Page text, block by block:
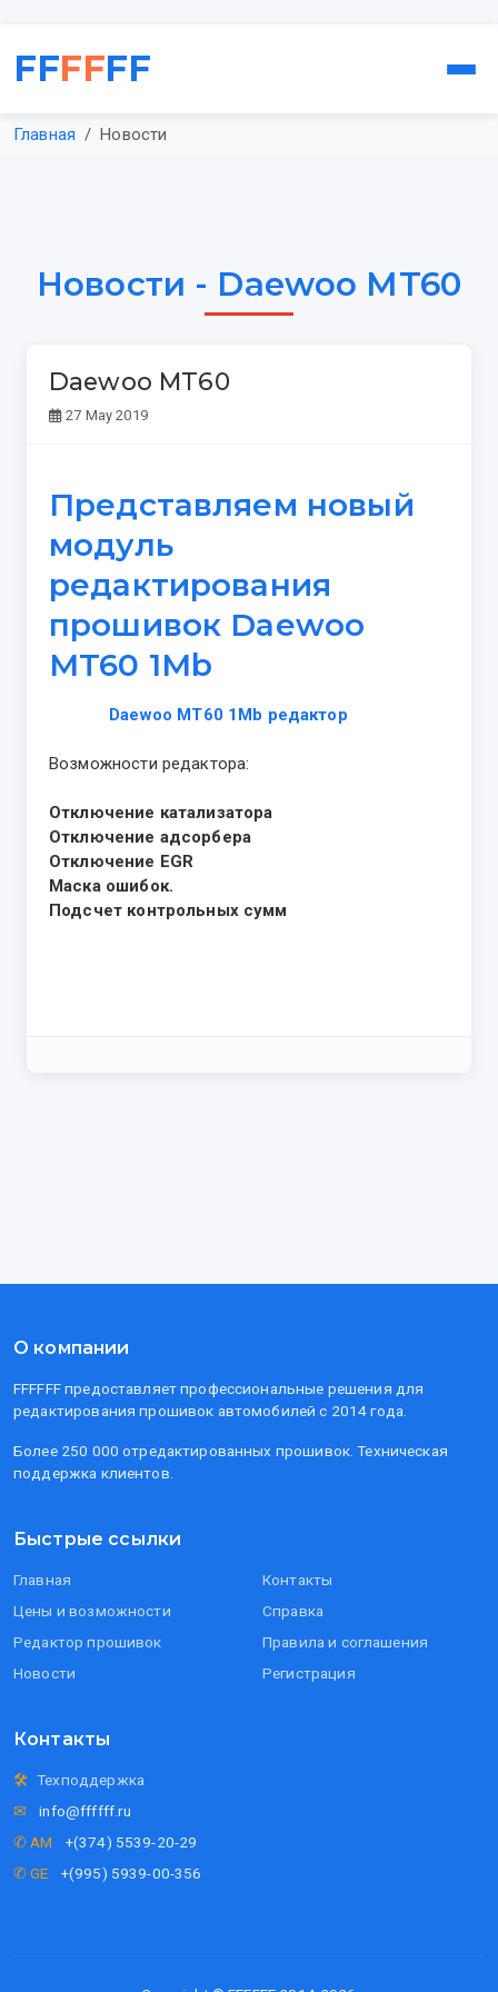
FFFFFF
Главная Новости
Новости - Daewoo MT60
Daewoo MT60
27 May 2019
Представляем новый
модуль
редактирования
прошивок Daewoo
MT60 1Mb
Daewoo MT60 1Mb редактор
Возможности редактора:
Отключение катализатора
Отключение адсорбера
Отключение EGR
Маска ошибок.
Подсчет контрольных сумм
О компании
FFFFFF предоставляет профессиональные решения для
редактирования прошивок автомобилей с 2014 года.
Более 250 000 отредактированных прошивок. Техническая
поддержка клиентов.
Быстрые ссылки
Главная
Цены и возможности
Редактор прошивок
Новости
Контакты
Справка
Правила и соглашения
Регистрация
Контакты
🛠 Техподдержка
✉
info@ffffff.ru
✆ AM
+(374) 5539-20-29
✆ GE
+(995) 5939-00-356